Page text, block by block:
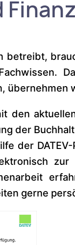
betreibt,
übernehmen
den
der
der
gerne